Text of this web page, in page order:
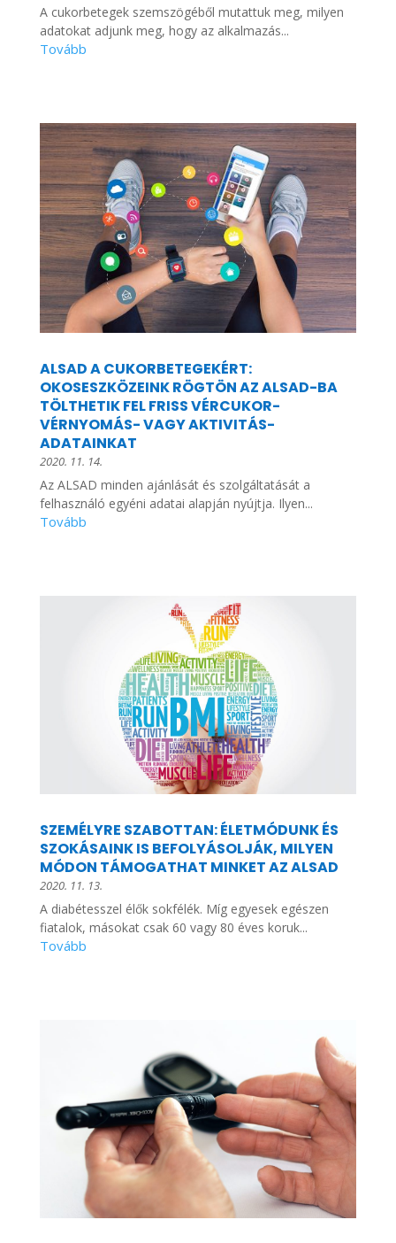
A cukorbetegek szemszögéből mutattuk meg, milyen
adatokat adjunk meg, hogy az alkalmazás...
ALSAD A CUKORBETEGEKÉRT:
OKOSESZKÖZEINK RÖGTÖN AZ ALSAD-BA
TÖLTHETIK FEL FRISS VÉRCUKOR-
VÉRNYOMÁS- VAGY AKTIVITÁS-
ADATAINKAT
2020. 11. 14.
Az ALSAD minden ajánlását és szolgáltatását a
felhasználó egyéni adatai alapján nyújtja. Ilyen...
SZEMÉLYRE SZABOTTAN: ÉLETMÓDUNK ÉS
SZOKÁSAINK IS BEFOLYÁSOLJÁK, MILYEN
MÓDON TÁMOGATHAT MINKET AZ ALSAD
2020. 11. 13.
A diabétesszel élők sokfélék. Míg egyesek egészen
fiatalok, másokat csak 60 vagy 80 éves koruk...